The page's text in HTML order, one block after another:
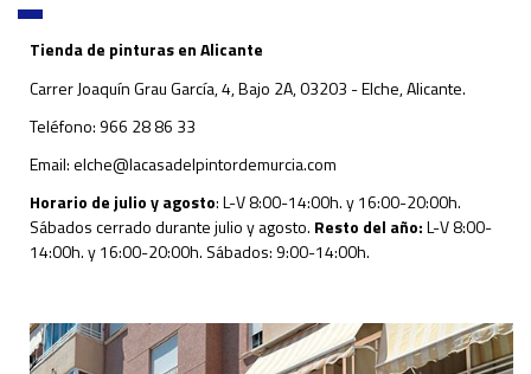
Tienda de pinturas en Alicante
Carrer Joaquín Grau García, 4, Bajo 2A, 03203 - Elche, Alicante.
Teléfono: 966 28 86 33
Email:elche@lacasadelpintordemurcia.com
Horario de julio y agosto: L-V 8:00-14:00h. y 16:00-20:00h.
Sábados cerrado durante julio y agosto. Resto del año:L-V 8:00-
14:00h. y 16:00-20:00h. Sábados: 9:00-14:00h.